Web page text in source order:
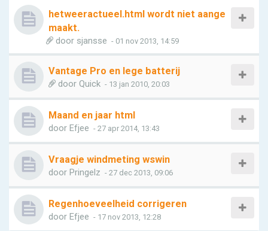
hetweeractueel.html wordt niet aange
maakt.
door sjansse - 01 nov 2013, 14:59
Vantage Pro en lege batterij
door Quick - 13 jan 2010, 20:03
Maand en jaar html
door Efjee - 27 apr 2014, 13:43
Vraagje windmeting wswin
door Pringelz - 27 dec 2013, 09:06
Regenhoeveelheid corrigeren
door Efjee - 17 nov 2013, 12:28